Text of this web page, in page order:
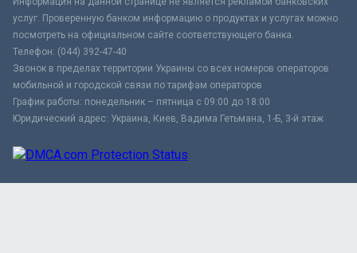
услуг. Проверенную банком информацию о продуктах и услугах можно
посмотреть на официальном сайте соответствующего банка.
Телефон: (044) 392-47-40
Звонок в пределах территории Украины со всех номеров операторов
мобильной и городской связи по тарифам операторов
График работы: понедельник – пятница с 09:00 до 18:00
Юридический адрес: Украина, Киев, Вадима Гетьмана, 1-Б, 3-й этаж